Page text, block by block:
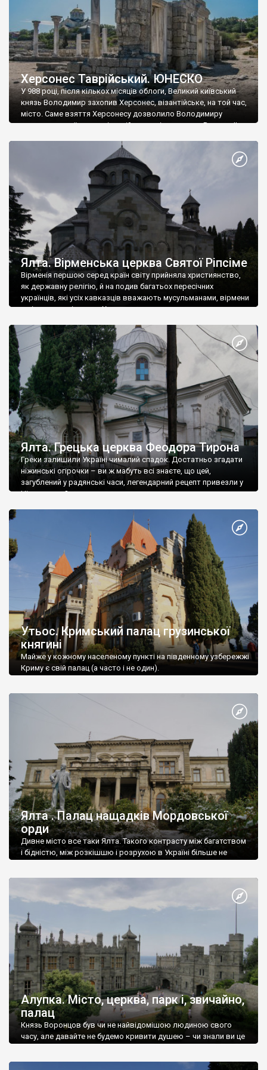
Херсонес Таврійський. ЮНЕСКО
У 988 році, після кількох місяців облоги, Великий київський
князь Володимир захопив Херсонес, візантійське, на той час,
місто. Саме взяття Херсонесу дозволило Володимиру
диктувати свої умови візантійському імператору Василю ІІ, та
Херсонесі Володимир-язичник, став Василем-християнином.
А потім було Хрещення Русі. На честь Херсонесу Таврійського
Ялта. Вірменська церква Святої Ріпсіме
Вірменія першою серед країн світу прийняла християнство,
як державну релігію, й на подив багатьох пересічних
українців, які усіх кавказців вважають мусульманами, вірмени
є відданими вірянами Христа
Ялта. Грецька церква Феодора Тирона
Греки залишили Україні чималий спадок. Достатньо згадати
ніжинські огірочки – ви ж мабуть всі знаєте, що цей,
загублений у радянські часи, легендарний рецепт привезли у
Ніжин греки?
Утьос. Кримський палац грузинської
княгині
Майже у кожному населеному пункті на південному узбережжі
Криму є свій палац (а часто і не один).
Ялта . Палац нащадків Мордовської
орди
Дивне місто все таки Ялта. Такого контрасту між багатством
і бідністю, між розкішшю і розрухою в Україні більше не
Алупка. Місто, церква, парк і, звичайно,
палац
Князь Воронцов був чи не найвідомішою людиною свого
часу, але давайте не будемо кривити душею – чи знали ви це